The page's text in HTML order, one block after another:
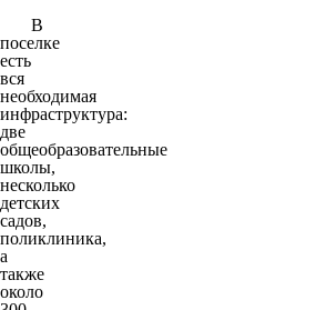
В
поселке
есть
вся
необходимая
инфраструктура:
две
общеобразовательные
школы,
несколько
детских
садов,
поликлиника,
а
также
около